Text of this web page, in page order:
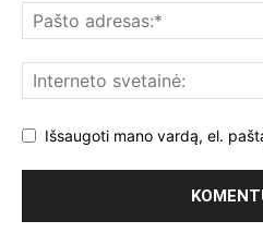
Išsaugoti mano vardą, el.